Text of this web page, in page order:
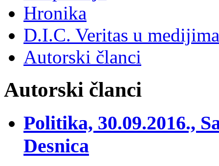
Hronika
D.I.C. Veritas u medijima
Autorski članci
Autorski članci
Politika, 30.09.2016.,
Desnica